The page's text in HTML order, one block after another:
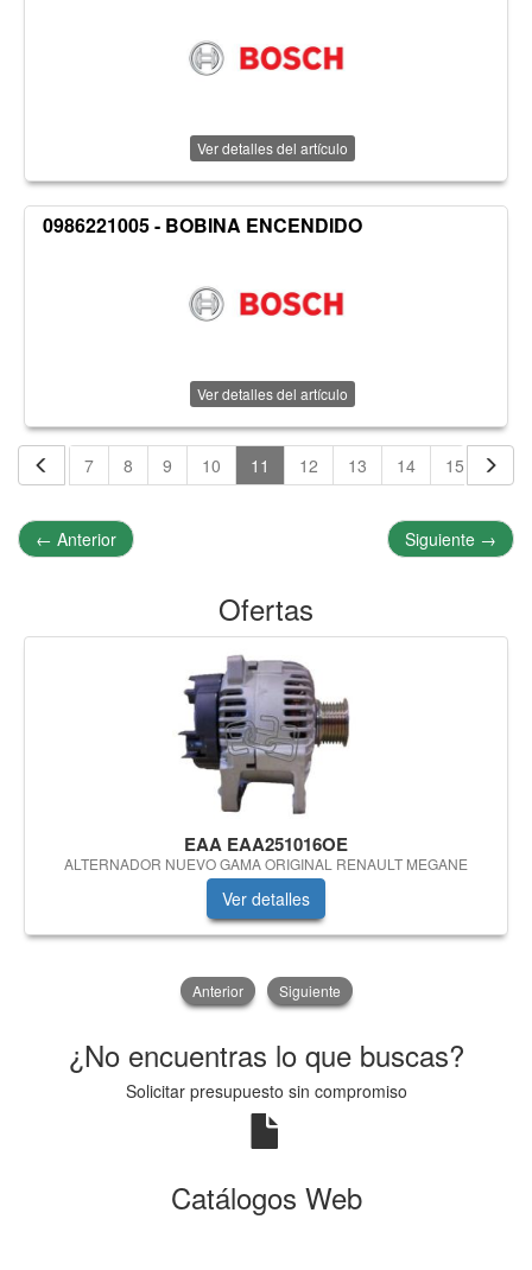
Ver detalles del artículo
0986221005 - BOBINA ENCENDIDO
Ver detalles del artículo
6 7 8 9 10 11 12 13 14 15 16
← Anterior Siguiente →
Ofertas
EAA EAA251016OE
ALTERNADOR NUEVO GAMA ORIGINAL RENAULT MEGANE
Ver detalles
Anterior Siguiente
¿No encuentras lo que buscas?
Solicitar presupuesto sin compromiso
Catálogos Web